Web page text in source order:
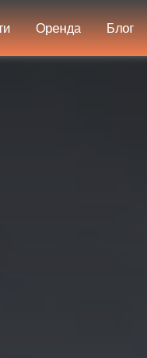
Оренда Блог